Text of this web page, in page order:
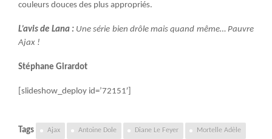
couleurs douces des plus appropriés.
L’avis de Lana : Une série bien drôle mais quand même… Pauvre
Ajax !
Stéphane Girardot
[slideshow_deploy id=’72151′]
Tags Ajax Antoine Dole Diane Le Feyer Mortelle Adèle